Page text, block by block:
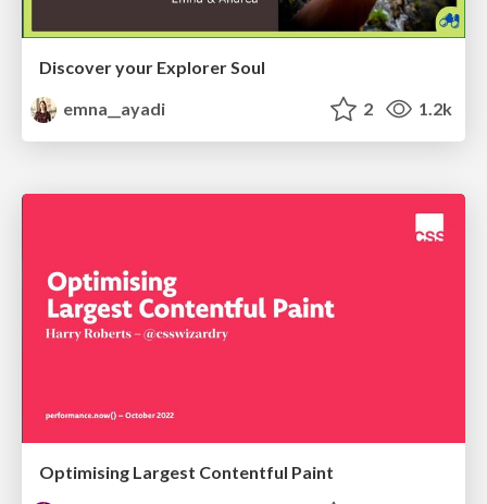
Discover your Explorer Soul
emna__ayadi
2 1.2k
Optimising Largest Contentful Paint